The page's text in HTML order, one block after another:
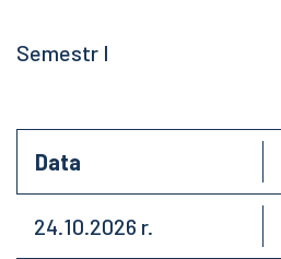
Semestr I
Data
24.10.2026 r.